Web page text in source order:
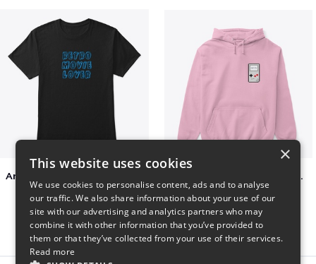
$25
Persian Cat watching Cats TV
$7
×
This website uses cookies
We use cookies to personalise content, ads and to analyse
our traffic. We also share information about your use of our
site with our advertising and analytics partners who may
combine it with other information that you’ve provided to
them or that they’ve collected from your use of their services.
Read more